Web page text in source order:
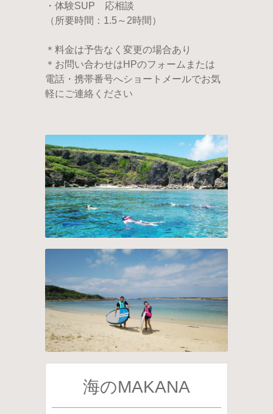
・体験SUP 応相談
（所要時間：1.5～2時間）
＊料金は予告なく変更の場合あり
＊お問い合わせはHPのフォームまたは
電話・携帯番号へショートメールでお気
軽にご連絡ください
海のMAKANA